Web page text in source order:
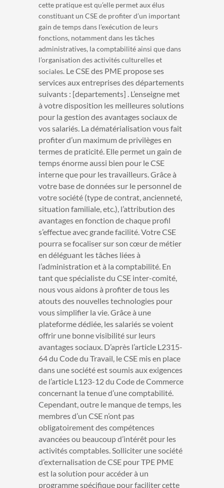
cette pratique est qu’elle permet aux élus
constituant un CSE de profiter d’un important
gain de temps dans l’exécution de leurs
fonctions, notamment dans les tâches
administratives, la comptabilité ainsi que dans
l’organisation des activités culturelles et
sociales. Le CSE des PME propose ses
services aux entreprises des départements
suivants : [departements] . L’enseigne met
à votre disposition les meilleures solutions
pour la gestion des avantages sociaux de
vos salariés. La dématérialisation vous fait
profiter d’un maximum de privilèges en
termes de praticité. Elle permet un gain de
temps énorme aussi bien pour le CSE
interne que pour les travailleurs. Grâce à
votre base de données sur le personnel de
votre société (type de contrat, ancienneté,
situation familiale, etc.), l’attribution des
avantages en fonction de chaque profil
s’effectue avec grande facilité. Votre CSE
pourra se focaliser sur son cœur de métier
en déléguant les tâches liées à
l’administration et à la comptabilité. En
tant que spécialiste du CSE inter-comité,
nous vous aidons à profiter de tous les
atouts des nouvelles technologies pour
vous simplifier la vie. Grâce à une
plateforme dédiée, les salariés se voient
offrir une bonne visibilité sur leurs
avantages sociaux. D’après l’article L2315-
64 du Code du Travail, le CSE mis en place
dans une société est soumis aux exigences
de l’article L123-12 du Code de Commerce
concernant la tenue d’une comptabilité.
Cependant, outre le manque de temps, les
membres d’un CSE n’ont pas
obligatoirement des compétences
avancées ou beaucoup d’intérêt pour les
activités comptables. Solliciter une société
d’externalisation de CSE pour TPE PME
est la solution pour accéder à un
programme spécifique pour faciliter cette